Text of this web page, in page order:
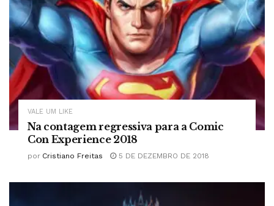
VALE UM LIKE
Na contagem regressiva para a Comic
Con Experience 2018
por Cristiano Freitas 5 DE DEZEMBRO DE 2018